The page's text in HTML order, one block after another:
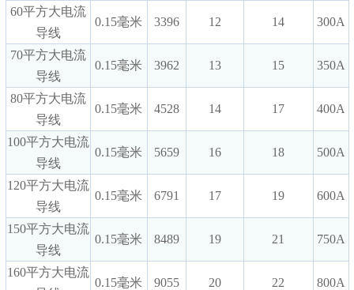
60平方大电流
导线
0.15毫米 3396 12 14 300A
70平方大电流
导线
0.15毫米 3962 13 15 350A
80平方大电流
导线
0.15毫米 4528 14 17 400A
100平方大电流
导线
0.15毫米 5659 16 18 500A
120平方大电流
导线
0.15毫米 6791 17 19 600A
150平方大电流
导线
0.15毫米 8489 19 21 750A
160平方大电流
0.15毫米 9055 20 22 800A